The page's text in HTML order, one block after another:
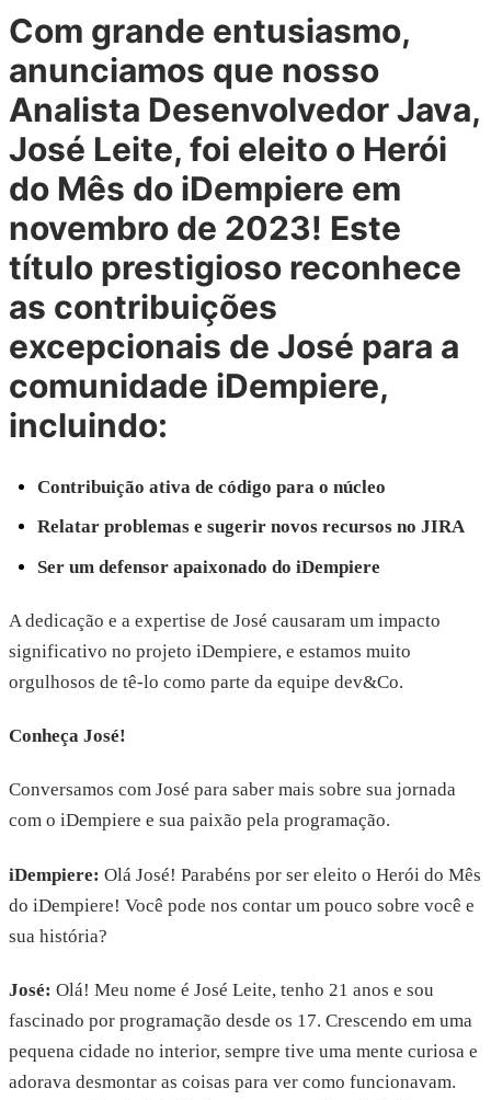
Com grande entusiasmo,
anunciamos que nosso
Analista Desenvolvedor Java,
José Leite, foi eleito o Herói
do Mês do iDempiere em
novembro de 2023! Este
título prestigioso reconhece
as contribuições
excepcionais de José para a
comunidade iDempiere,
incluindo:
Contribuição ativa de código para o núcleo
Relatar problemas e sugerir novos recursos no JIRA
Ser um defensor apaixonado do iDempiere
A dedicação e a expertise de José causaram um impacto
significativo no projeto iDempiere, e estamos muito
orgulhosos de tê-lo como parte da equipe dev&Co.
Conheça José!
Conversamos com José para saber mais sobre sua jornada
com o iDempiere e sua paixão pela programação.
iDempiere: Olá José! Parabéns por ser eleito o Herói do Mês
do iDempiere! Você pode nos contar um pouco sobre você e
sua história?
José: Olá! Meu nome é José Leite, tenho 21 anos e sou
fascinado por programação desde os 17. Crescendo em uma
pequena cidade no interior, sempre tive uma mente curiosa e
adorava desmontar as coisas para ver como funcionavam.